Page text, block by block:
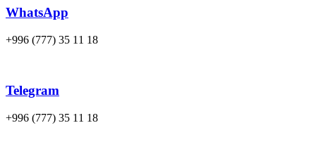
WhatsApp
‪+996 (777) 35 11 18
Telegram
‪+996 (777) 35 11 18